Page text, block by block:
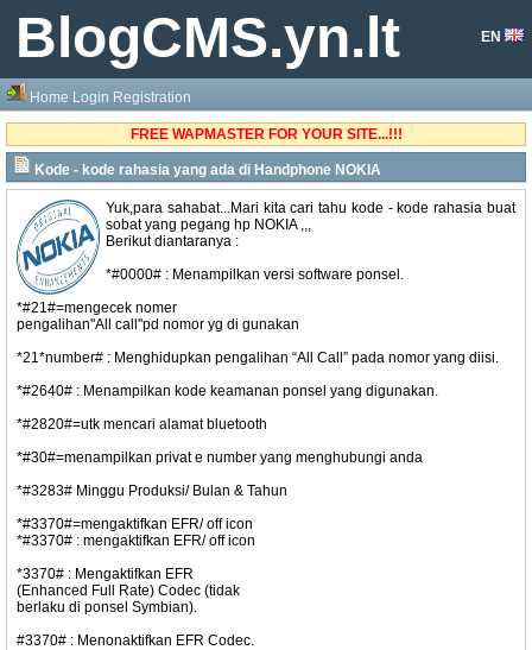
BlogCMS.yn.lt EN
Home Login Registration
FREE WAPMASTER FOR YOUR SITE...!!!
Kode - kode rahasia yang ada di Handphone NOKIA
Yuk,para sahabat...Mari kita cari tahu kode - kode rahasia buat
sobat yang pegang hp NOKIA ,,,
Berikut diantaranya :
*#0000# : Menampilkan versi software ponsel.
*#21#=mengecek nomer
pengalihan''All call''pd nomor yg di gunakan
*21*number# : Menghidupkan pengalihan “All Call” pada nomor yang diisi.
*#2640# : Menampilkan kode keamanan ponsel yang digunakan.
*#2820#=utk mencari alamat bluetooth
*#30#=menampilkan privat e number yang menghubungi anda
*#3283# Minggu Produksi/ Bulan & Tahun
*#3370#=mengaktifkan EFR/ off icon
*#3370# : mengaktifkan EFR/ off icon
*3370# : Mengaktifkan EFR
(Enhanced Full Rate) Codec (tidak
berlaku di ponsel Symbian).
#3370# : Menonaktifkan EFR Codec.